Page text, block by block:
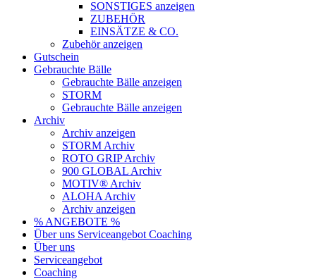
SONSTIGES anzeigen
ZUBEHÖR
EINSÄTZE & CO.
Zubehör anzeigen
Gutschein
Gebrauchte Bälle
Gebrauchte Bälle anzeigen
STORM
Gebrauchte Bälle anzeigen
Archiv
Archiv anzeigen
STORM Archiv
ROTO GRIP Archiv
900 GLOBAL Archiv
MOTIV® Archiv
ALOHA Archiv
Archiv anzeigen
% ANGEBOTE %
Über uns Serviceangebot Coaching
Über uns
Serviceangebot
Coaching